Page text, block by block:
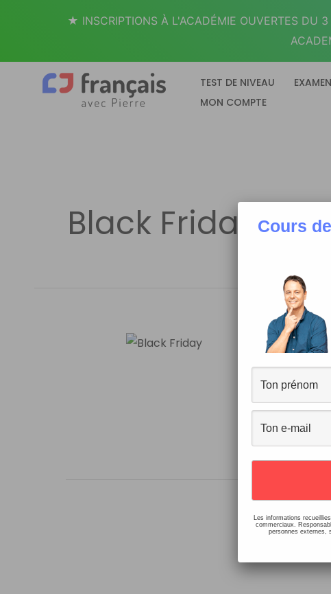
TEST DE NIVEAU
MON COMPTE
Black Friday
3
🔖POUR
ICI PUIS
Cours
Les informations
commerciaux.
personnes externes,
★ INSCRIPTIONS À L'ACADÉMIE OUVERTES